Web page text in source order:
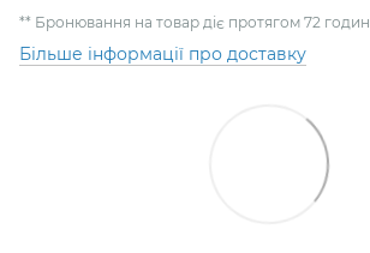
** Бронювання на товар діє протягом 72 годин.
Більше інформації про доставку